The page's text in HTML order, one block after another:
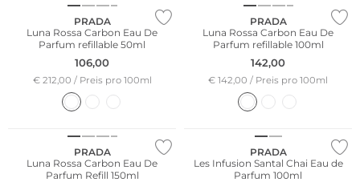
PRADA
Luna Rossa Carbon Eau De
Parfum refillable 50ml
106,00
€ 212,00 / Preis pro 100ml
PRADA
Luna Rossa Carbon Eau De
Parfum refillable 100ml
142,00
€ 142,00 / Preis pro 100ml
PRADA
Luna Rossa Carbon Eau De
Parfum Refill 150ml
PRADA
Les Infusion Santal Chai Eau de
Parfum 100ml